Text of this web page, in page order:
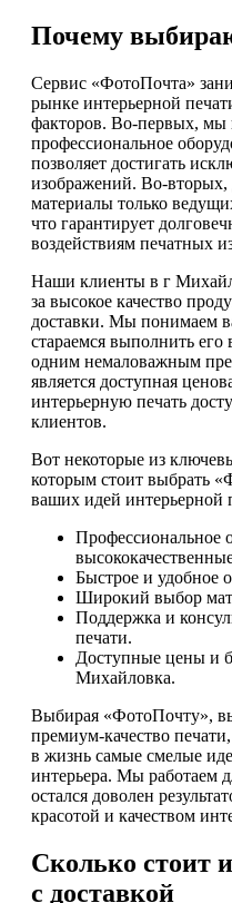
Почему
Сервис «ФотоПочта»
рынке интерьерной
факторов. Во-первых, мы
профессиональное
позволяет достигать
изображений. Во-
материалы только
что гарантирует
воздействиям печатных
Наши клиенты в г
за высокое качество
доставки. Мы понимаем
стараемся выполнить
одним немаловажным
является доступная
интерьерную печать
клиентов.
Вот некоторые из
которым стоит выбрать
ваших идей интерьерной
Профессиональное
Быстрое и удобное
Широкий выбор
Поддержка и
печати.
Доступные цены и
Михайловка.
Выбирая «ФотоПочту»,
премиум-качество
в жизнь самые смелые
интерьера. Мы работаем
остался доволен
красотой и качеством
Сколько стоит
с доставкой